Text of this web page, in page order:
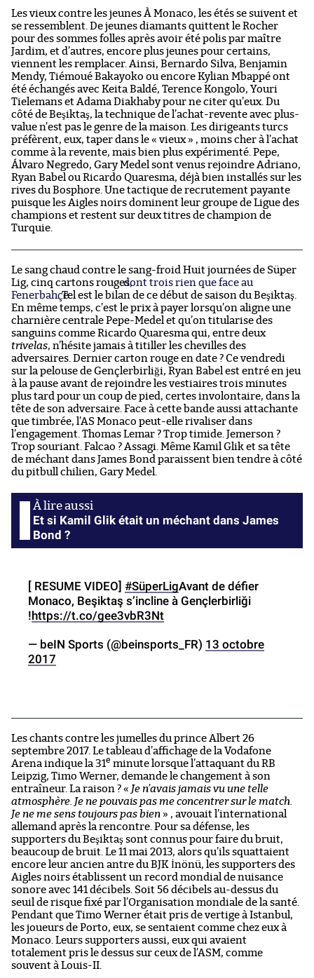
Les vieux contre les jeunes À Monaco, les étés se suivent et
se ressemblent. De jeunes diamants quittent le Rocher
pour des sommes folles après avoir été polis par maître
Jardim, et d’autres, encore plus jeunes pour certains,
viennent les remplacer. Ainsi, Bernardo Silva, Benjamin
Mendy, Tiémoué Bakayoko ou encore Kylian Mbappé ont
été échangés avec Keita Baldé, Terence Kongolo, Youri
Tielemans et Adama Diakhaby pour ne citer qu’eux. Du
côté de Beşiktaş, la technique de l’achat-revente avec plus-
value n’est pas le genre de la maison. Les dirigeants turcs
préfèrent, eux, taper dans le « vieux » , moins cher à l’achat
comme à la revente, mais bien plus expérimenté. Pepe,
Álvaro Negredo, Gary Medel sont venus rejoindre Adriano,
Ryan Babel ou Ricardo Quaresma, déjà bien installés sur les
rives du Bosphore. Une tactique de recrutement payante
puisque les Aigles noirs dominent leur groupe de Ligue des
champions et restent sur deux titres de champion de
Turquie.
Le sang chaud contre le sang-froid Huit journées de Süper
Lig, cinq cartons rouges,dont trois rien que face au
Fenerbahçe. Tel est le bilan de ce début de saison du Beşiktaş.
En même temps, c’est le prix à payer lorsqu’on aligne une
charnière centrale Pepe-Medel et qu’on titularise des
sanguins comme Ricardo Quaresma qui, entre deux
trivelas, n’hésite jamais à titiller les chevilles des
adversaires. Dernier carton rouge en date ? Ce vendredi
sur la pelouse de Gençlerbirliği, Ryan Babel est entré en jeu
à la pause avant de rejoindre les vestiaires trois minutes
plus tard pour un coup de pied, certes involontaire, dans la
tête de son adversaire. Face à cette bande aussi attachante
que timbrée, l’AS Monaco peut-elle rivaliser dans
l’engagement. Thomas Lemar ? Trop timide. Jemerson ?
Trop souriant. Falcao ? Assagi. Même Kamil Glik et sa tête
de méchant dans James Bond paraissent bien tendre à côté
du pitbull chilien, Gary Medel.
Et si Kamil Glik était un méchant dans James
Bond ?
[ RESUME VIDEO] #SüperLigAvant de défier
Monaco, Beşiktaş s’incline à Gençlerbirliği
!https://t.co/gee3vbR3Nt
— beIN Sports (@beinsports_FR) 13 octobre
2017
Les chants contre les jumelles du prince Albert 26
septembre 2017. Le tableau d’affichage de la Vodafone
Arena indique la 31e minute lorsque l’attaquant du RB
Leipzig, Timo Werner, demande le changement à son
entraîneur. La raison ? « Je n’avais jamais vu une telle
atmosphère. Je ne pouvais pas me concentrer sur le match.
Je ne me sens toujours pas bien » , avouait l’international
allemand après la rencontre. Pour sa défense, les
supporters du Beşiktaş sont connus pour faire du bruit,
beaucoup de bruit. Le 11 mai 2013, alors qu’ils squattaient
encore leur ancien antre du BJK İnönü, les supporters des
Aigles noirs établissent un record mondial de nuisance
sonore avec 141 décibels. Soit 56 décibels au-dessus du
seuil de risque fixé par l’Organisation mondiale de la santé.
Pendant que Timo Werner était pris de vertige à Istanbul,
les joueurs de Porto, eux, se sentaient comme chez eux à
Monaco. Leurs supporters aussi, eux qui avaient
totalement pris le dessus sur ceux de l’ASM, comme
souvent à Louis-II.